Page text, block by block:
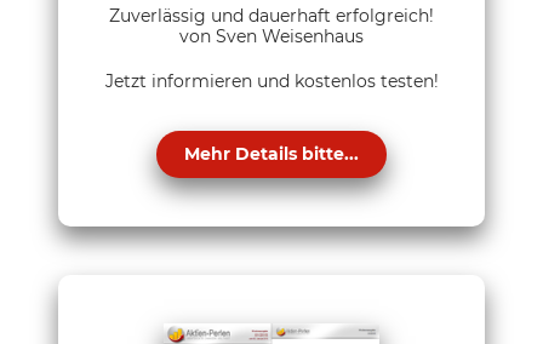
Zuverlässig und dauerhaft erfolgreich!
von Sven Weisenhaus
Jetzt informieren und kostenlos testen!
Mehr Details bitte...